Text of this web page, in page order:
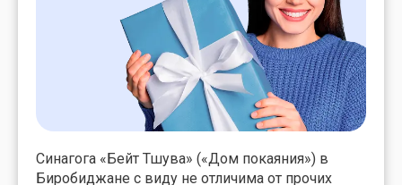
Синагога «Бейт Тшува» («Дом покаяния») в
Биробиджане с виду не отличима от прочих